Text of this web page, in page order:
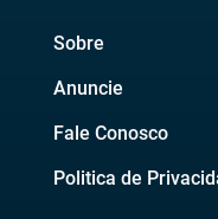
Sobre
Anuncie
Fale Conosco
Politica de